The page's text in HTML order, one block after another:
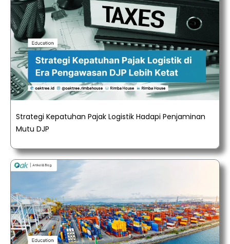
Strategi Kepatuhan Pajak Logistik Hadapi Penjaminan
Mutu DJP